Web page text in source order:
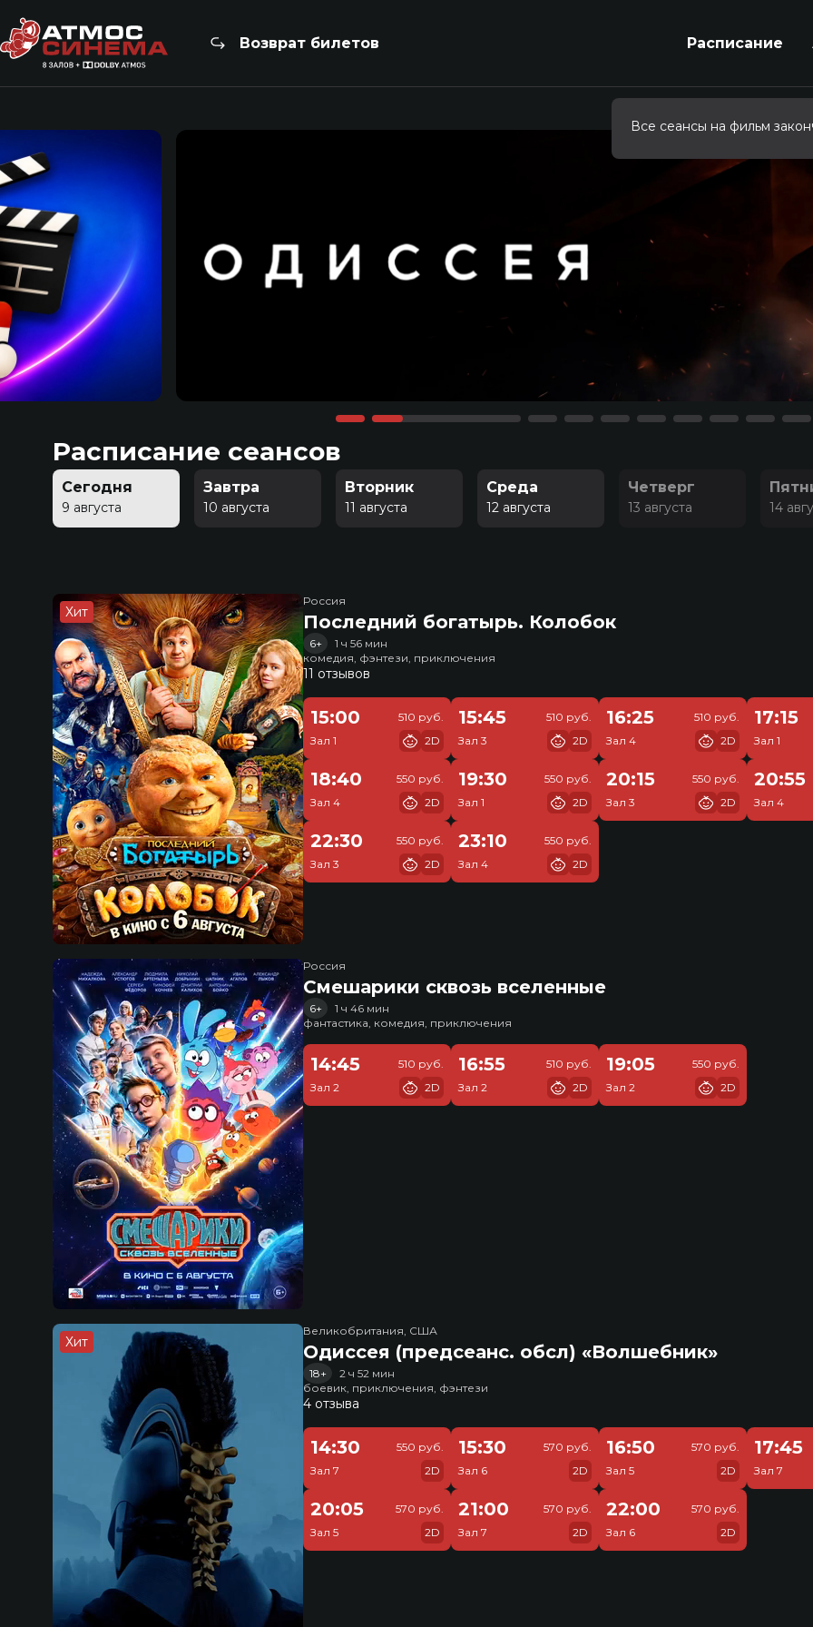
Возврат билетов Расписание
Расписание сеансов
Сегодня
9 августа
Завтра
10 августа
Вторник
11 августа
Среда
12 августа
Четверг
13 августа 14
Хит
Россия
Последний богатырь. Колобок
6+
1 ч 56 мин
комедия, фэнтези, приключения
11 отзывов
15:00
Зал 1
510 руб.
2D
15:45
Зал 3
510 руб.
2D
16:25
Зал 4
510 руб.
2D
17:15
Зал 1
18:40
Зал 4
550 руб.
2D
19:30
Зал 1
550 руб.
2D
20:15
Зал 3
550 руб.
2D
20:55
Зал 4
22:30
Зал 3
550 руб.
2D
23:10
Зал 4
550 руб.
2D
Россия
Смешарики сквозь вселенные
6+
1 ч 46 мин
фантастика, комедия, приключения
14:45
Зал 2
510 руб.
2D
16:55
Зал 2
510 руб.
2D
19:05
Зал 2
550 руб.
2D
Хит
Великобритания, США
Одиссея (предсеанс. обсл) «Волшебник»
18+
2 ч 52 мин
боевик, приключения, фэнтези
4 отзыва
14:30
Зал 7
550 руб.
2D
15:30
Зал 6
570 руб.
2D
16:50
Зал 5
570 руб.
2D
17:45
Зал 7
20:05
Зал 5
570 руб.
2D
21:00
Зал 7
570 руб.
2D
22:00
Зал 6
570 руб.
2D
Все сеансы на фильм